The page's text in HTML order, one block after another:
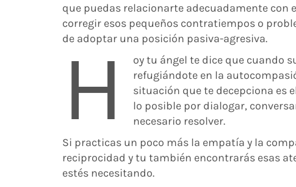
que puedas relacionarte adecuadamente con
corregir esos pequeños contratiempos o
de adoptar una posición pasiva-agresiva.
H
oy tu ángel te dice que cuando
refugiándote en la
situación que te decepciona es
lo posible por dialogar,
necesario resolver.
Si practicas un poco más la empatía y la
reciprocidad y tu también encontrarás esas
estés necesitando.